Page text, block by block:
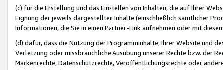
(c) für die Erstellung und das Einstellen von Inhalten, die auf Ihrer
Eignung der jeweils dargestellten Inhalte (einschließlich sämtlicher
Informationen, die Sie in einen Partner-Link aufnehmen oder mit
(d) dafür, dass die Nutzung der Programminhalte, Ihrer Website und
Verletzung oder missbräuchliche Ausübung unserer Rechte bzw. der
Markenrechte, Datenschutzrechte, Veröffentlichungsrechte oder